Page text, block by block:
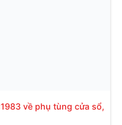
về phụ tùng cửa sổ,